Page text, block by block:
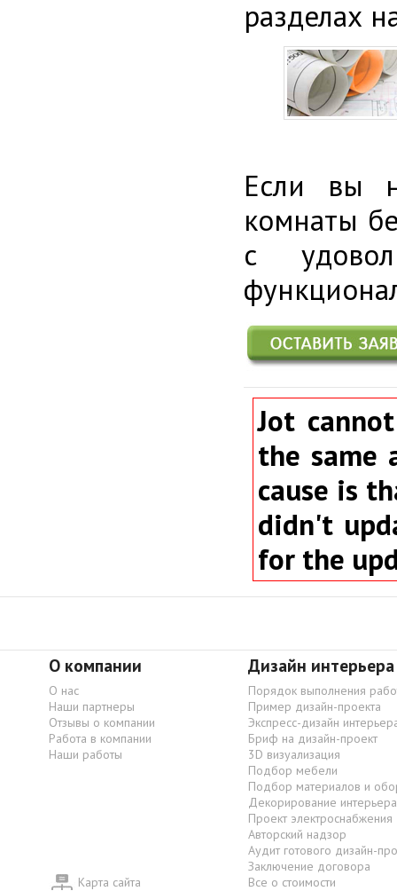
разделах
Если вы
комнаты
с
Jot
the same
cause is
didn't
for the
О компании
О нас
Наши партнеры
Отзывы о компании
Работа в компании
Наши работы
Карта сайта
Дизайн интерьера
Порядок выполнения
Пример дизайн-проекта
Экспресс-дизайн
Бриф на дизайн-проект
3D визуализация
Подбор мебели
Подбор материалов и
Декорирование интерьера
Проект электроснабжения
Авторский надзор
Аудит готового дизайн-
Заключение договора
Все о стоимости